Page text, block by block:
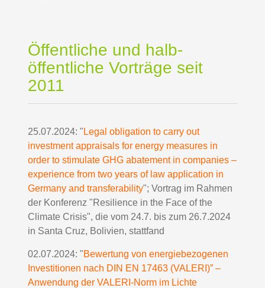
Öffentliche und halb-
öffentliche Vorträge seit
2011
25.07.2024: " Legal obligation to carry out
investment appraisals for energy measures in
order to stimulate GHG abatement in companies –
experience from two years of law application in
Germany and transferability"; Vortrag im Rahmen
der Konferenz "Resilience in the Face of the
Climate Crisis", die vom 24.7. bis zum 26.7.2024
in Santa Cruz, Bolivien, stattfand
02.07.2024: "Bewertung von energiebezogenen
Investitionen nach DIN EN 17463 (VALERI)” –
Anwendung der VALERI-Norm im Lichte